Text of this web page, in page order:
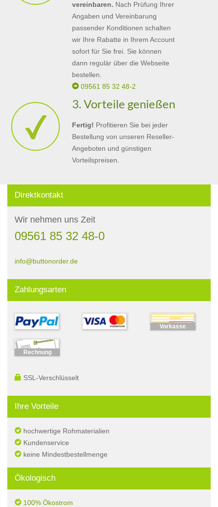
vereinbaren. Nach Prüfung Ihrer
Angaben und Vereinbarung
passender Konditionen schalten
wir Ihre Rabatte in Ihrem Account
sofort für Sie frei. Sie können
dann regulär über die Webseite
bestellen.
09561 85 32 48-2
3. Vorteile genießen
Fertig! Profitieren Sie bei jeder
Bestellung von unseren Reseller-
Angeboten und günstigen
Vorteilspreisen.
Direktkontakt
Wir nehmen uns Zeit
09561 85 32 48-0
info@buttonorder.de
Zahlungsarten
Vorkasse
Rechnung
SSL-Verschlüsselt
Ihre Vorteile
hochwertige Rohmaterialien
Kundenservice
keine Mindestbestellmenge
Ökologisch
100% Ökostrom